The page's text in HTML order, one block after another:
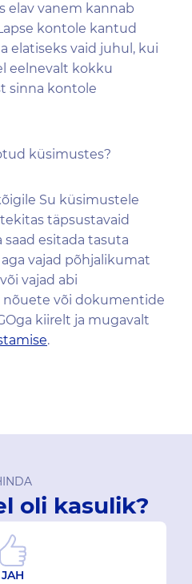
elav vanem kannab
kontole kantud
elatiseks vaid juhul, kui
eelnevalt kokku
sinna kontole
küsimustes?
Su küsimustele
täpsustavaid
saad esitada tasuta
vajad põhjalikumat
vajad abi
või dokumentide
kiirelt ja mugavalt
.
oli kasulik?
JAH